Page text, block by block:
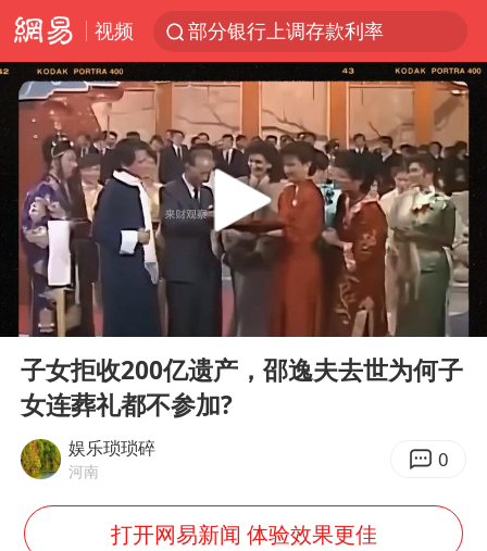
视频
部分银行上调存款利率
小沈阳加盟《披荆斩棘》
新疆生产建设兵团生态环境局原局长被查
朱一龙的鼻子怎么了
上海暴雨已致多处积水
上海地铁4条线路全线停运
上海鼓励居家办公
4.2平卫生间补漏注胶花1.55万
国乒连续两站无缘冠军
白海豚路径图
Play
00:00
子女拒收200亿遗产，邵逸夫去世为何子
女连葬礼都不参加?
娱乐琐琐碎
河南 0
打开网易新闻 体验效果更佳